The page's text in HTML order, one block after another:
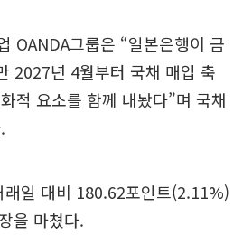
OANDA그룹은 “일본은행이 금
2027년 4월부터 국채 매입 축
적 요소를 함께 내놨다”며 국채
래일 대비 180.62포인트(2.11%)
을 마쳤다.